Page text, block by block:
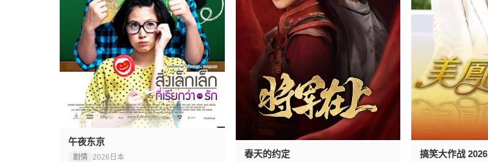
午夜东京
剧情 2026 日本 春天的约定 搞笑大作战 2026